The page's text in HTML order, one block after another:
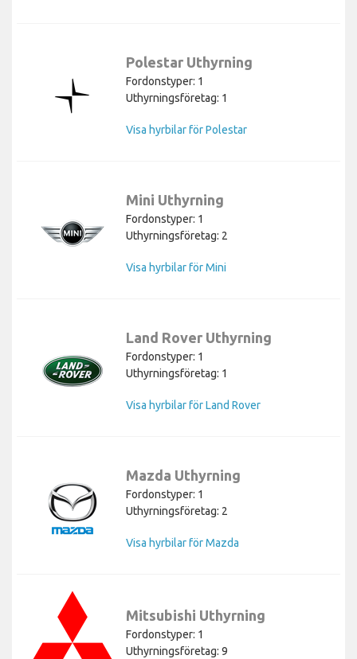
Polestar Uthyrning
Fordonstyper: 1
Uthyrningsföretag: 1
Visa hyrbilar för Polestar
Mini Uthyrning
Fordonstyper: 1
Uthyrningsföretag: 2
Visa hyrbilar för Mini
Land Rover Uthyrning
Fordonstyper: 1
Uthyrningsföretag: 1
Visa hyrbilar för Land Rover
Mazda Uthyrning
Fordonstyper: 1
Uthyrningsföretag: 2
Visa hyrbilar för Mazda
Mitsubishi Uthyrning
Fordonstyper: 1
Uthyrningsföretag: 9